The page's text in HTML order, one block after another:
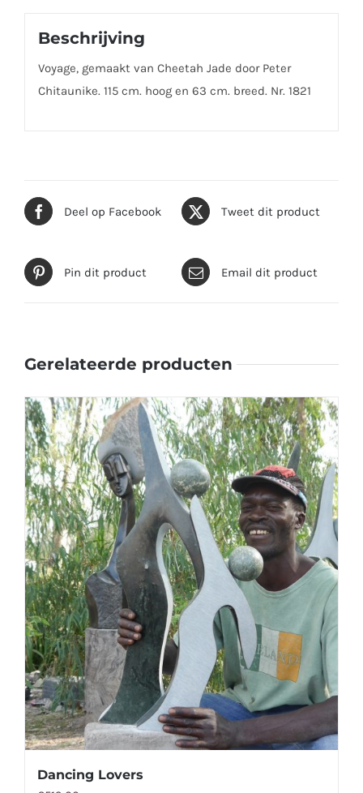
Beschrijving
Voyage, gemaakt van Cheetah Jade door Peter
Chitaunike. 115 cm. hoog en 63 cm. breed. Nr. 1821
Deel op Facebook Tweet dit product
Pin dit product Email dit product
Gerelateerde producten
Dancing Lovers